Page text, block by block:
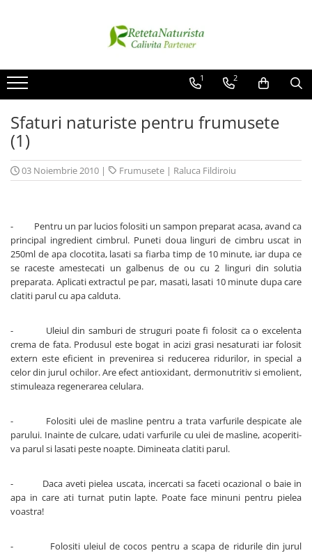
Categorii Populare
Antivirale / Antigripale
Antistress / Stare depresie
Pentru Digestie
Slabit / Obezitate / Celulita
Vitamine / Multivitamine
Vitamine
Contact / Despre Noi
Contact
Despre noi
Livrare
1 2
Sfaturi naturiste pentru frumusete
(1)
03 Noiembrie 2010 | Frumusete | Raluca Fildiroiu
- Pentru un par lucios folositi un sampon preparat acasa, avand ca
principal ingredient cimbrul. Puneti doua linguri de cimbru uscat in
250ml de apa clocotita, lasati sa fiarba timp de 10 minute, iar dupa ce
se raceste amestecati un galbenus de ou cu 2 linguri din solutia
preparata. Aplicati extractul pe par, masati, lasati 10 minute dupa care
clatiti parul cu apa calduta.
- Uleiul din samburi de struguri poate fi folosit ca o excelenta
crema de fata. Produsul este bogat in acizi grasi nesaturati iar folosit
extern este eficient in prevenirea si reducerea ridurilor, in special a
celor din jurul ochilor. Are efect antioxidant, dermonutritiv si emolient,
stimuleaza regenerarea celulara.
- Folositi ulei de masline pentru a trata varfurile despicate ale
parului. Inainte de culcare, udati varfurile cu ulei de masline, acoperiti-
va parul si lasati peste noapte. Dimineata clatiti parul.
- Daca aveti pielea uscata, incercati sa faceti ocazional o baie in
apa in care ati turnat putin lapte. Poate face minuni pentru pielea
voastra!
- Folositi uleiul de cocos pentru a scapa de ridurile din jurul